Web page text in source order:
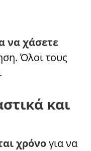
να χάσετε
Όλοι τους
και
χρόνογια να